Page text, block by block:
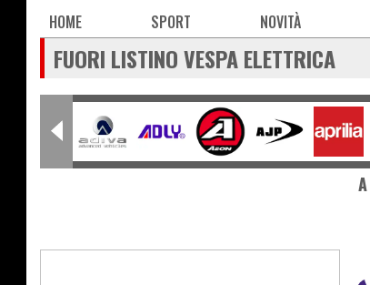
Main
navigation
HOME SPORT NOVITÀ
FUORI LISTINO VESPA ELETTRICA
A